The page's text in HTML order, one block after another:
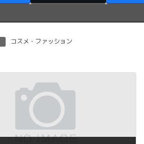
コスメ・ファッション